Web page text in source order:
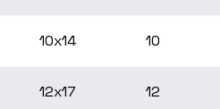
10x14 10
12x17 12